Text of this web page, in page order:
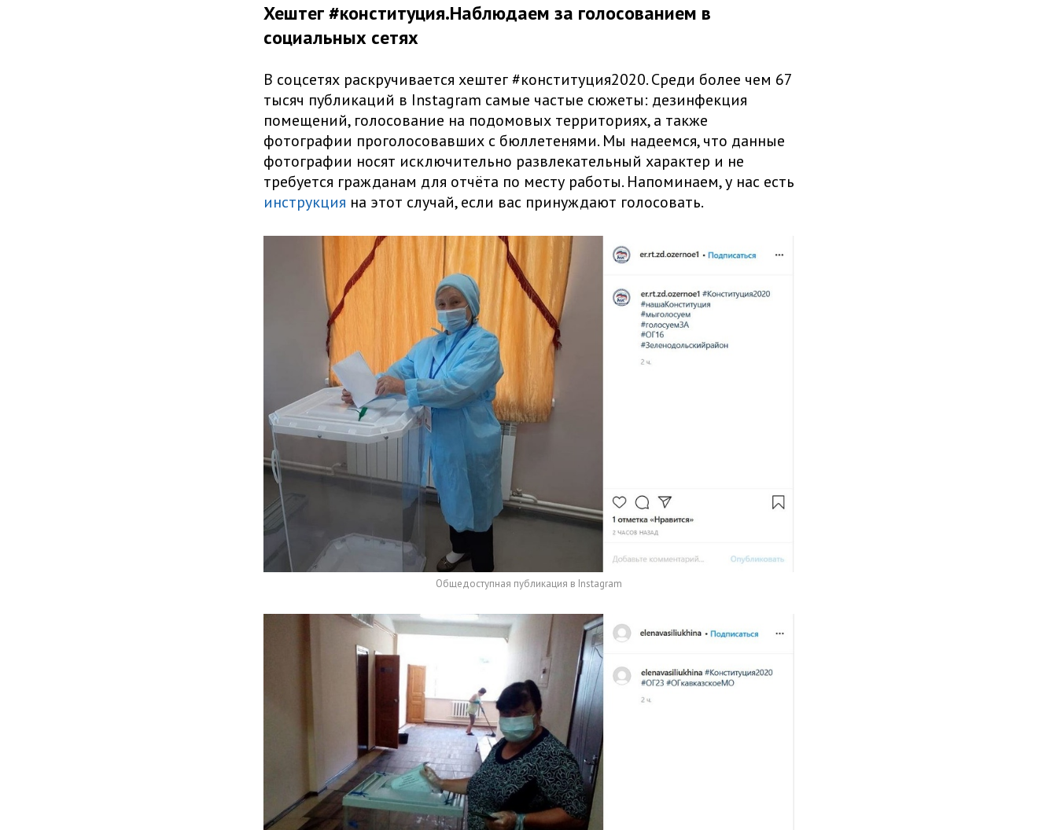
Хештег #конституция.Наблюдаем за голосованием в
социальных сетях
В соцсетях раскручивается хештег #конституция2020. Среди более чем 67
тысяч публикаций в Instagram самые частые сюжеты: дезинфекция
помещений, голосование на подомовых территориях, а также
фотографии проголосовавших с бюллетенями. Мы надеемся, что данные
фотографии носят исключительно развлекательный характер и не
требуется гражданам для отчёта по месту работы. Напоминаем, у нас есть
инструкция на этот случай, если вас принуждают голосовать.
Общедоступная публикация в Instagram